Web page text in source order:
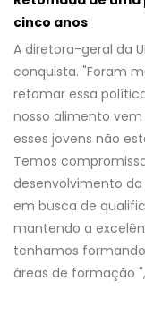
cinco anos
A diretora-geral da
conquista. "Foram
retomar essa
nosso alimento
esses jovens não
Temos
desenvolvimento
em busca de
mantendo a
tenhamos
áreas de formação